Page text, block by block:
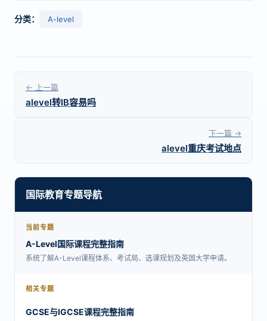
分类： A-level
← 上一篇
alevel转IB容易吗
下一篇 →
alevel重庆考试地点
国际教育专题导航
当前专题
A-Level国际课程完整指南
系统了解A-Level课程体系、考试局、选课规划及英国大学申请。
相关专题
GCSE与IGCSE课程完整指南